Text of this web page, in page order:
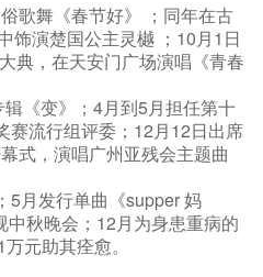
歌舞《春节好》 ；同年在古
饰演楚国公主灵樾 ；10月1日
典，在天安门广场演唱《青春
《变》；4月到5月担任第十
赛流行组评委；12月12日出席
式，演唱广州亚残会主题曲
5月发行单曲《supper 妈
秋晚会；12月为身患重病的
元助其痊愈。